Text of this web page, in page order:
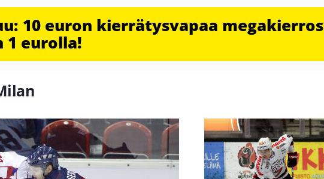
10 euron kierrätysvapaa megakierros
1 eurolla!